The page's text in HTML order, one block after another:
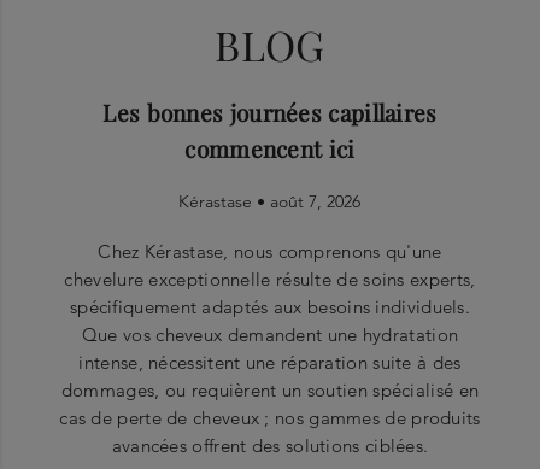
BLOG
Les bonnes journées capillaires
commencent ici
Kérastase • août 7, 2026
Chez Kérastase, nous comprenons qu'une
chevelure exceptionnelle résulte de soins experts,
spécifiquement adaptés aux besoins individuels.
Que vos cheveux demandent une hydratation
intense, nécessitent une réparation suite à des
dommages, ou requièrent un soutien spécialisé en
cas de perte de cheveux ; nos gammes de produits
avancées offrent des solutions ciblées.